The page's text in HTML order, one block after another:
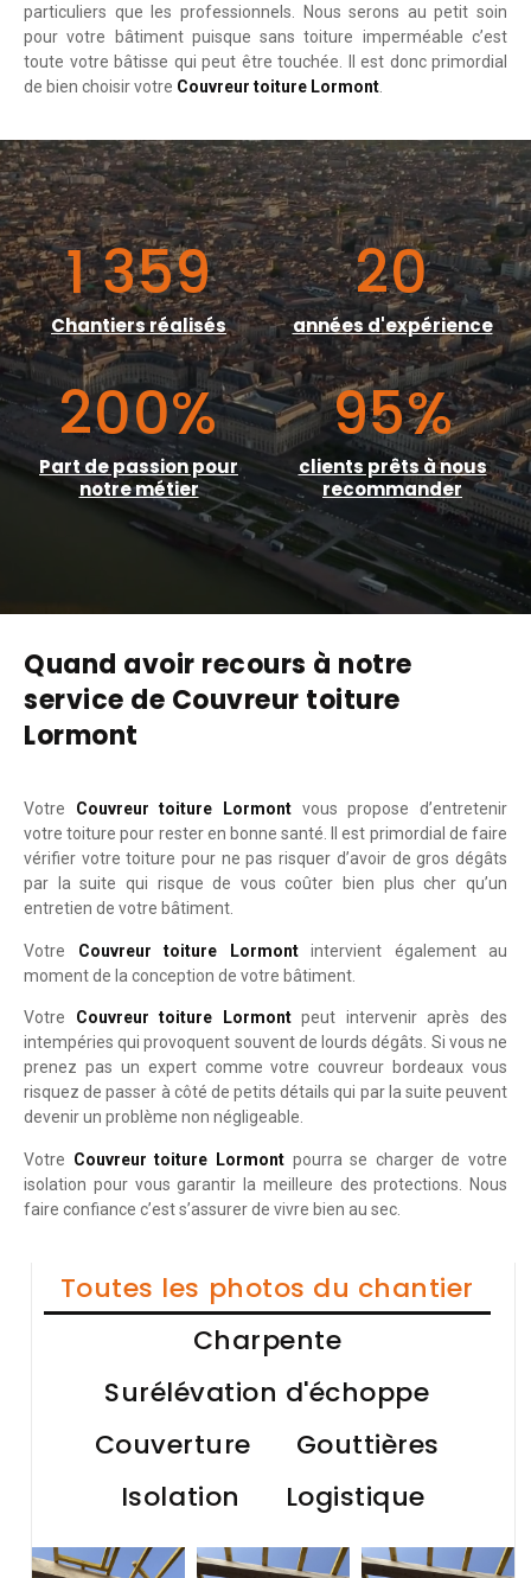
particuliers que les professionnels. Nous serons au petit soin
pour votre bâtiment puisque sans toiture imperméable c’est
toute votre bâtisse qui peut être touchée. Il est donc primordial
de bien choisir votre Couvreur toiture Lormont
1 359
Chantiers réalisés
20
années d'expérience
200%
Part de passion pour
notre métier
95%
clients prêts à nous
recommander
Quand avoir recours à notre
service de Couvreur toiture
Lormont
Votre Couvreur toiture Lormont vous propose d’entretenir
votre toiture pour rester en bonne santé. Il est primordial de faire
vérifier votre toiture pour ne pas risquer d’avoir de gros dégâts
par la suite qui risque de vous coûter bien plus cher qu’un
entretien de votre bâtiment.
Votre Couvreur toiture Lormontintervient également au
moment de la conception de votre bâtiment.
Votre Couvreur toiture Lormontpeut intervenir après des
intempéries qui provoquent souvent de lourds dégâts. Si vous ne
prenez pas un expert comme votre couvreur bordeaux vous
risquez de passer à côté de petits détails qui par la suite peuvent
devenir un problème non négligeable.
Votre Couvreur toiture Lormontpourra se charger de votre
isolation pour vous garantir la meilleure des protections. Nous
faire confiance c’est s’assurer de vivre bien au sec.
Toutes les photos du chantier
Charpente
Surélévation d'échoppe
Couverture
Gouttières
Isolation
Logistique